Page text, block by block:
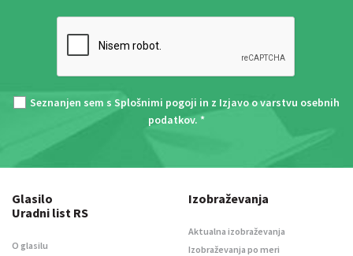
Seznanjen sem s Splošnimi pogoji in z Izjavo o varstvu osebnih
podatkov. *
Glasilo
Uradni list RS
O glasilu
Izobraževanja
Aktualna izobraževanja
Izobraževanja po meri